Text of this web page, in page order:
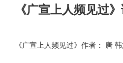
《广宣上人频见过
《广宣上人频见过》作者： 唐